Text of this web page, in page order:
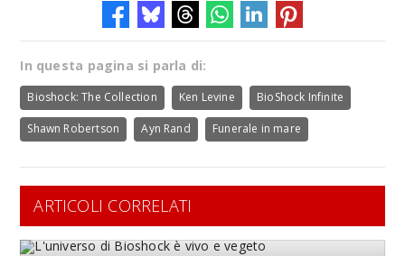
In questa pagina si parla di:
Bioshock: The Collection Ken Levine BioShock Infinite
Shawn Robertson Ayn Rand Funerale in mare
ARTICOLI CORRELATI